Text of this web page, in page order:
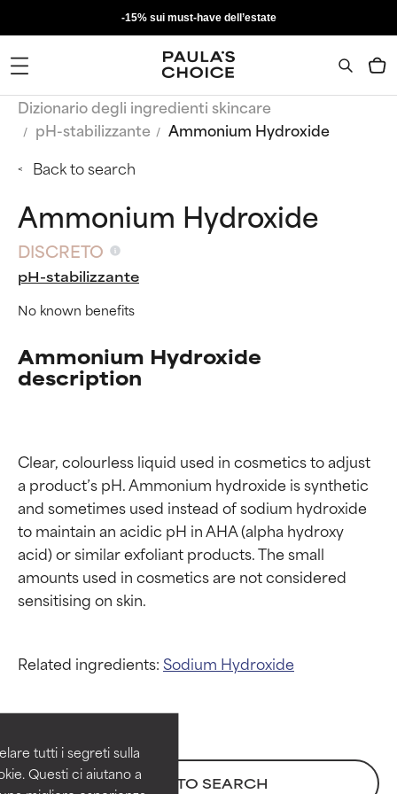
tutti i segreti sulla
Questi ci aiutano a
-15% sui must-have dell’estate
Dizionario degli ingredienti skincare
pH-stabilizzante
Ammonium Hydroxide
Back to search
Ammonium Hydroxide
DISCRETO
pH-stabilizzante
No known benefits
Ammonium Hydroxide
description
Clear, colourless liquid used in cosmetics to adjust
a product’s pH. Ammonium hydroxide is synthetic
and sometimes used instead of sodium hydroxide
to maintain an acidic pH in AHA (alpha hydroxy
acid) or similar exfoliant products. The small
amounts used in cosmetics are not considered
Related ingredients:Sodium Hydroxide
BACK TO SEARCH
ingredienti
Comprovati e sostenuti da studi
indipendenti. Ingrediente attivo
eccezionale per la maggior
ingredienti
Comprovati e sostenuti da studi
indipendenti. Ingrediente attivo
eccezionale per la maggior